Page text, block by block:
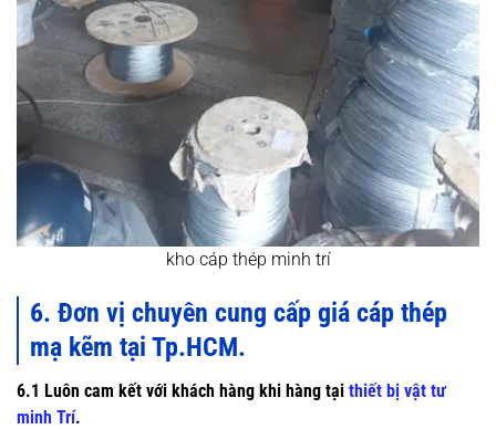
kho cáp thép minh trí
6. Đơn vị chuyên cung cấp giá cáp thép
mạ kẽm tại Tp.HCM.
6.1 Luôn cam kết với khách hàng khi hàng tại thiết bị vật tư
minh Trí.